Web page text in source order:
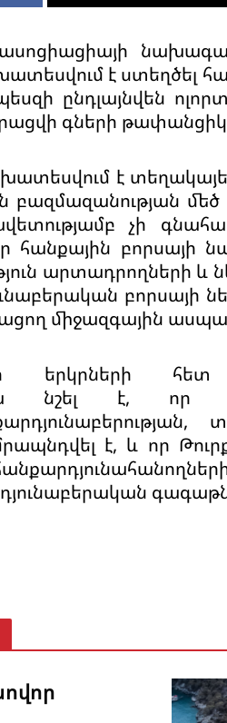
է ստեղծել
ընդլայնվեն
գների
է
բազմազանության մեծ
չի
հանքային բորսայի
արտադրողների և
բորսայի
միջազգային
երկրների
նա նշել է, որ
է, և որ